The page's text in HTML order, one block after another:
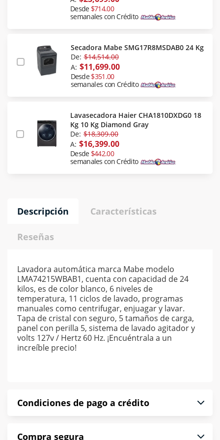
Desde $714.00
semanales con Crédito
Secadora Mabe SMG17R8MSDAB0 24 Kg
De: $14,514.00
A: $11,699.00
Desde$351.00
semanales con Crédito
Lavasecadora Haier CHA1810DXDG0 18
Kg 10 Kg Diamond Gray
De: $18,309.00
A: $16,399.00
Desde $442.00
semanales con Crédito
Descripción Características
Reseñas
Lavadora automática marca Mabe modelo
LMA74215WBAB1, cuenta con capacidad de 24
kilos, es de color blanco, 6 niveles de
temperatura, 11 ciclos de lavado, programas
manuales como centrifugar, enjuagar y lavar.
Tapa de cristal con seguro, 5 tamaños de carga,
panel con perilla 5, sistema de lavado agitador y
volts 127v / Hertz 60 Hz. ¡Encuéntrala a un
increíble precio!
Condiciones de pago a crédito
Compra segura